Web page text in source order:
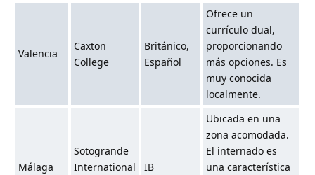
Valencia
Caxton
College
Británico,
Español
Ofrece un
currículo dual,
proporcionando
más opciones. Es
muy conocida
localmente.
Málaga
Sotogrande
International
IB
Ubicada en una
zona acomodada.
El internado es
una característica